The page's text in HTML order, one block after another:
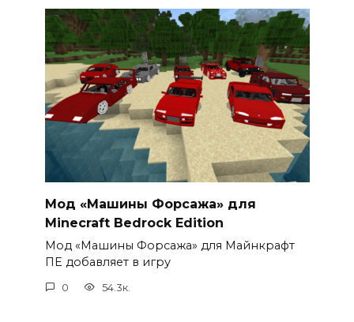
Мод «Машины Форсажа» для
Minecraft Bedrock Edition
Мод «Машины Форсажа» для Майнкрафт
ПЕ добавляет в игру
0 54.3к.